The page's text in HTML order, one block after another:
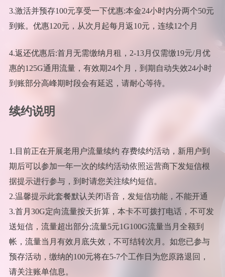
3.激活并预存100元享受一下优惠:本金24小时内分两个50元
到账。优惠120元，从次月起每月返10元，连续12个月
4.返还优惠后:首月无需缴纳月租，2-13月仅需缴19元/月优
惠的125G通用流量，有效期24个月，到期自动失效24小时
到账部分高峰期时段会有延迟，请耐心等待。
续约说明
1.目前正在开展老用户流量续约 存费续约活动，新用户到
期后可以参加一年一次的续约活动依照运营商下发短信根
据提示进行参与，到时请您关注续约短信。
2.温馨提示此套餐默认关闭语音，发短信功能，不能开通
3.首月30G定向流量按天折算，本卡不可拨打电话，不可发
送短信，流量超出部分;流量5元1G100G流量当月全额到
帐，流量当月有效月底失效，不可结转次月。如您已参与
预存活动，缴纳的100元将在5-7个工作日为您原路退回，
请关注账单信息。